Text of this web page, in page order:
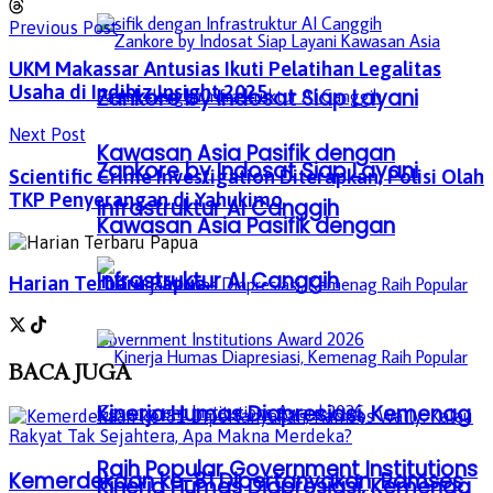
Zankore by Indosat Siap Layani
Kawasan Asia Pasifik dengan
Infrastruktur AI Canggih
Kinerja Humas Diapresiasi, Kemenag
Raih Popular Government Institutions
Zankore by Indosat Siap Layani
Kawasan Asia Pasifik dengan
Infrastruktur AI Canggih
Kinerja Humas Diapresiasi, Kemenag
Previous Post
UKM Makassar Antusias Ikuti Pelatihan Legalitas
Usaha di Indibiz Insight 2025
Next Post
Scientific Crime Investigation Diterapkan, Polisi Olah
TKP Penyerangan di Yahukimo
Harian Terbaru Papua
BACAJUGA
Kemerdekaan ke-81 Dipertanyakan, Ramses